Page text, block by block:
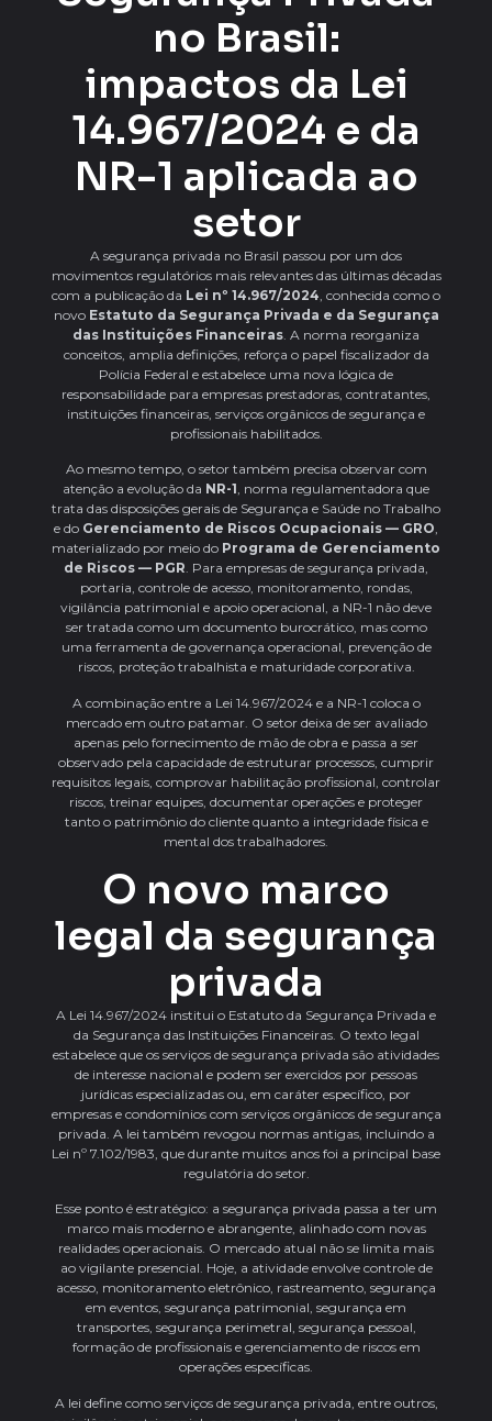
no Brasil:
impactos da Lei
14.967/2024 e da
NR-1 aplicada ao
setor
A segurança privada no Brasil passou por um dos
movimentos regulatórios mais relevantes das últimas décadas
com a publicação da Lei nº 14.967/2024 , conhecida como o
novo Estatuto da Segurança Privada e da Segurança
das Instituições Financeiras . A norma reorganiza
conceitos, amplia definições, reforça o papel fiscalizador da
Polícia Federal e estabelece uma nova lógica de
responsabilidade para empresas prestadoras, contratantes,
instituições financeiras, serviços orgânicos de segurança e
profissionais habilitados.
Ao mesmo tempo, o setor também precisa observar com
atenção a evolução da NR-1, norma regulamentadora que
trata das disposições gerais de Segurança e Saúde no Trabalho
e do Gerenciamento de Riscos Ocupacionais — GRO,
materializado por meio do Programa de Gerenciamento
de Riscos — PGR. Para empresas de segurança privada,
portaria, controle de acesso, monitoramento, rondas,
vigilância patrimonial e apoio operacional, a NR-1 não deve
ser tratada como um documento burocrático, mas como
uma ferramenta de governança operacional, prevenção de
riscos, proteção trabalhista e maturidade corporativa.
A combinação entre a Lei 14.967/2024 e a NR-1 coloca o
mercado em outro patamar. O setor deixa de ser avaliado
apenas pelo fornecimento de mão de obra e passa a ser
observado pela capacidade de estruturar processos, cumprir
requisitos legais, comprovar habilitação profissional, controlar
riscos, treinar equipes, documentar operações e proteger
tanto o patrimônio do cliente quanto a integridade física e
mental dos trabalhadores.
O novo marco
legal da segurança
privada
A Lei 14.967/2024 institui o Estatuto da Segurança Privada e
da Segurança das Instituições Financeiras. O texto legal
estabelece que os serviços de segurança privada são atividades
de interesse nacional e podem ser exercidos por pessoas
jurídicas especializadas ou, em caráter específico, por
empresas e condomínios com serviços orgânicos de segurança
privada. A lei também revogou normas antigas, incluindo a
Lei nº 7.102/1983, que durante muitos anos foi a principal base
regulatória do setor.
Esse ponto é estratégico: a segurança privada passa a ter um
marco mais moderno e abrangente, alinhado com novas
realidades operacionais. O mercado atual não se limita mais
ao vigilante presencial. Hoje, a atividade envolve controle de
acesso, monitoramento eletrônico, rastreamento, segurança
em eventos, segurança patrimonial, segurança em
transportes, segurança perimetral, segurança pessoal,
formação de profissionais e gerenciamento de riscos em
operações específicas.
A lei define como serviços de segurança privada, entre outros,